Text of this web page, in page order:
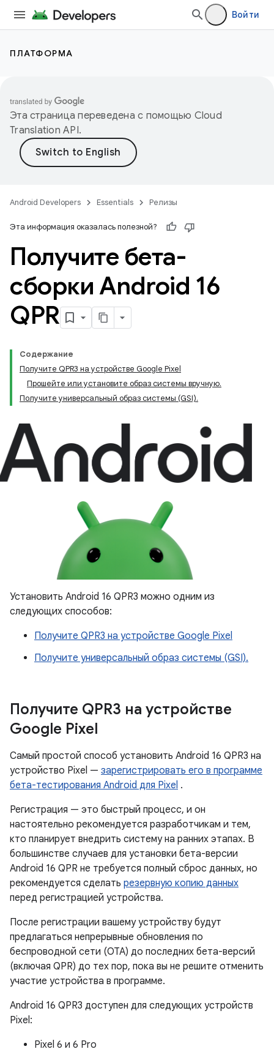
Войти
ПЛАТФОРМА
Эта страница переведена с помощью Cloud
Translation API.
Android Developers Essentials Релизы
Эта информация оказалась полезной?
Получите бета-
сборки Android 16
QPR
Содержание
Получите QPR3 на устройстве Google Pixel
Прошейте или установите образ системы вручную.
Получите универсальный образ системы (GSI).
Установить Android 16 QPR3 можно одним из
следующих способов:
Получите QPR3 на устройстве Google Pixel
Получите универсальный образ системы (GSI).
Получите QPR3 на устройстве
Google Pixel
Самый простой способ установить Android 16 QPR3 на
устройство Pixel — зарегистрировать его в программе
бета-тестирования Android для Pixel .
Регистрация — это быстрый процесс, и он
настоятельно рекомендуется разработчикам и тем,
кто планирует внедрить систему на ранних этапах. В
большинстве случаев для установки бета-версии
Android 16 QPR не требуется полный сброс данных, но
рекомендуется сделать резервную копию данных
перед регистрацией устройства.
После регистрации вашему устройству будут
предлагаться непрерывные обновления по
беспроводной сети (OTA) до последних бета-версий
(включая QPR) до тех пор, пока вы не решите отменить
участие устройства в программе.
Android 16 QPR3 доступен для следующих устройств
Pixel:
Pixel 6 и 6 Pro